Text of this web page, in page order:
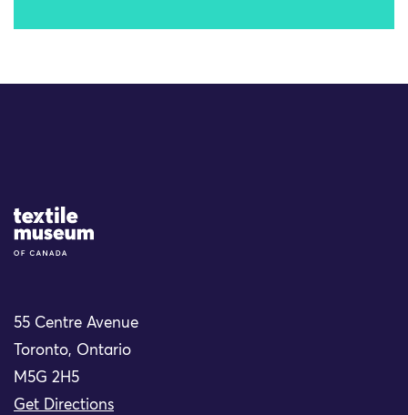
Site Logo
55 Centre Avenue
Toronto, Ontario
M5G 2H5
Get Directions